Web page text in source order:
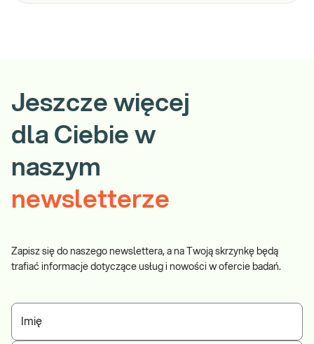
Jeszcze więcej
dla Ciebie w
naszym
newsletterze
Zapisz się do naszego newslettera, a na Twoją skrzynkę będą
trafiać informacje dotyczące usług i nowości w ofercie badań.
Imię